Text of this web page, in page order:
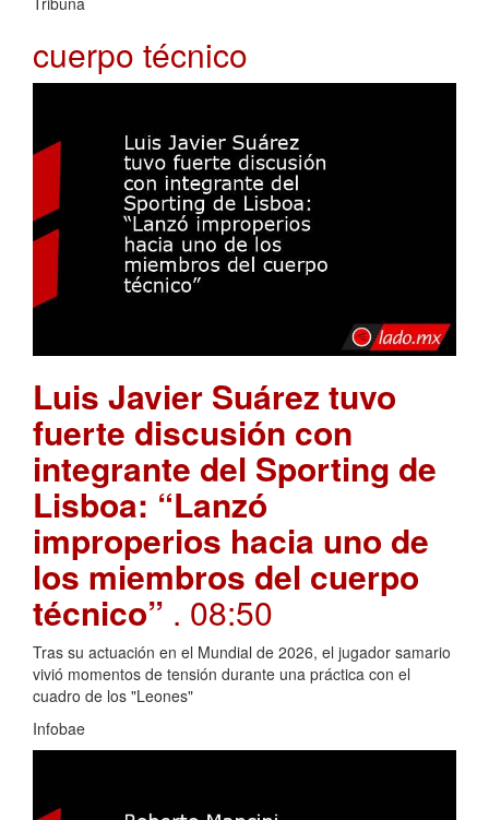
cuerpo técnico
Luis Javier Suárez tuvo
fuerte discusión con
integrante del Sporting de
Lisboa: “Lanzó
improperios hacia uno de
los miembros del cuerpo
técnico” . 08:50
Tras su actuación en el Mundial de 2026, el jugador samario
vivió momentos de tensión durante una práctica con el
cuadro de los "Leones"
Infobae